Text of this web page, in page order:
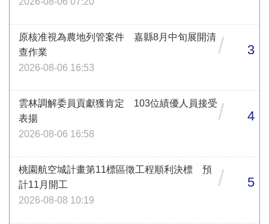
原核准視為農地列管案件 嘉縣8月中旬展開清
查作業
2026-08-06 16:53
/ 3
雲林調解委員貢獻獲肯定 103位績優人員接受
表揚
2026-08-06 16:58
/ 4
桃園航空城計畫第11標區徵工程順利決標 預
計11月開工
2026-08-08 10:19
/ 5